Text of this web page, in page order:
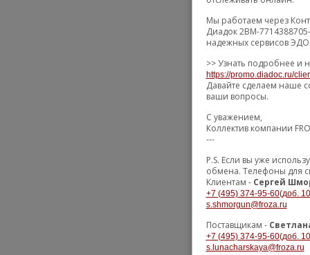
Мы работаем через
Диадок 2BM-
надежных сервисов
>> Узнать подробнее и
https://promo.diadoc.ru/
Давайте сделаем наше
ваши вопросы.
С уважением,
Коллектив компании
---
P.S. Если вы уже
обмена. Телефоны для
Клиентам - Сергей
+7 (495) 374-95-60(доб.
s.shmorgun@froza.ru
Поставщикам -
+7 (495) 374-95-60(доб.
s.lunacharskaya@froza.ru